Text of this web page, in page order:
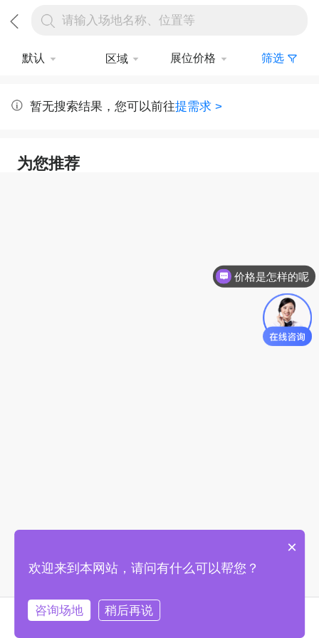
请输入场地名称、位置等
默认 区域 展位价格 筛选
暂无搜索结果，您可以前往提需求 >
为您推荐
价格是怎样的呢
×
欢迎来到本网站，请问有什么可以帮您？
咨询场地 稍后再说